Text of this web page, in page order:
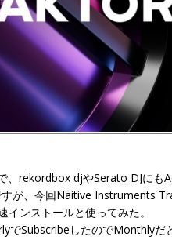
、rekordbox djやSerato DJにも
が、今回Naitive Instruments
ンストールと使ってみた。
でSubscribeしたのでMonthlyだ